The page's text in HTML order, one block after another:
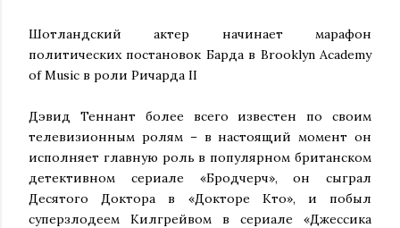
Шотландский актер начинает марафон
политических постановок Барда в Brooklyn Academy
of Music в роли Ричарда II
Дэвид Теннант более всего известен по своим
телевизионным ролям – в настоящий момент он
исполняет главную роль в популярном британском
детективном сериале «Бродчерч», он сыграл
Десятого Доктора в «Докторе Кто», и побыл
суперзлодеем Килгрейвом в сериале «Джессика